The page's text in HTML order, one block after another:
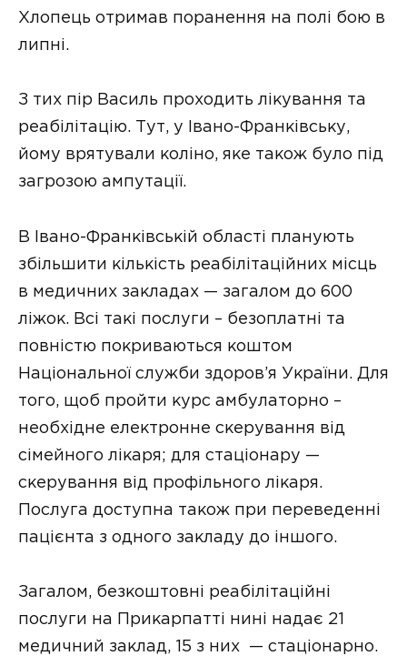
Хлопець отримав поранення на полі бою в
липні.
З тих пір Василь проходить лікування та
реабілітацію. Тут, у Івано-Франківську,
йому врятували коліно, яке також було під
загрозою ампутації.
В Івано-Франківській області планують
збільшити кількість реабілітаційних місць
в медичних закладах — загалом до 600
ліжок. Всі такі послуги – безоплатні та
повністю покриваються коштом
Національної служби здоров’я України. Для
того, щоб пройти курс амбулаторно –
необхідне електронне скерування від
сімейного лікаря; для стаціонару —
скерування від профільного лікаря.
Послуга доступна також при переведенні
пацієнта з одного закладу до іншого.
Загалом, безкоштовні реабілітаційні
послуги на Прикарпатті нині надає 21
медичний заклад, 15 з них — стаціонарно.